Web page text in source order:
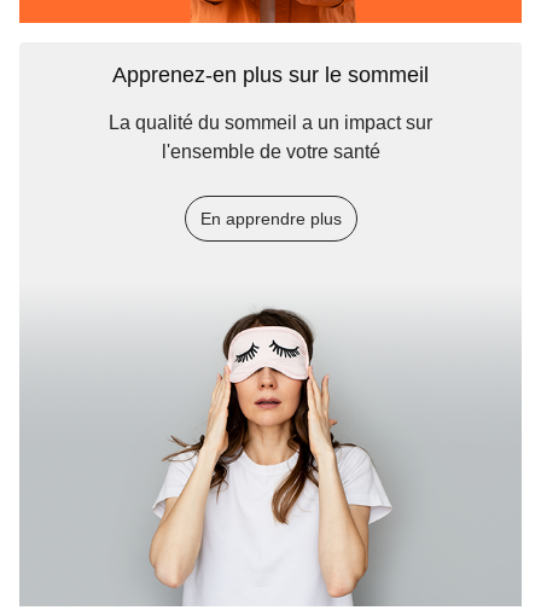
Apprenez-en plus sur le sommeil
La qualité du sommeil a un impact sur
l'ensemble de votre santé
En apprendre plus